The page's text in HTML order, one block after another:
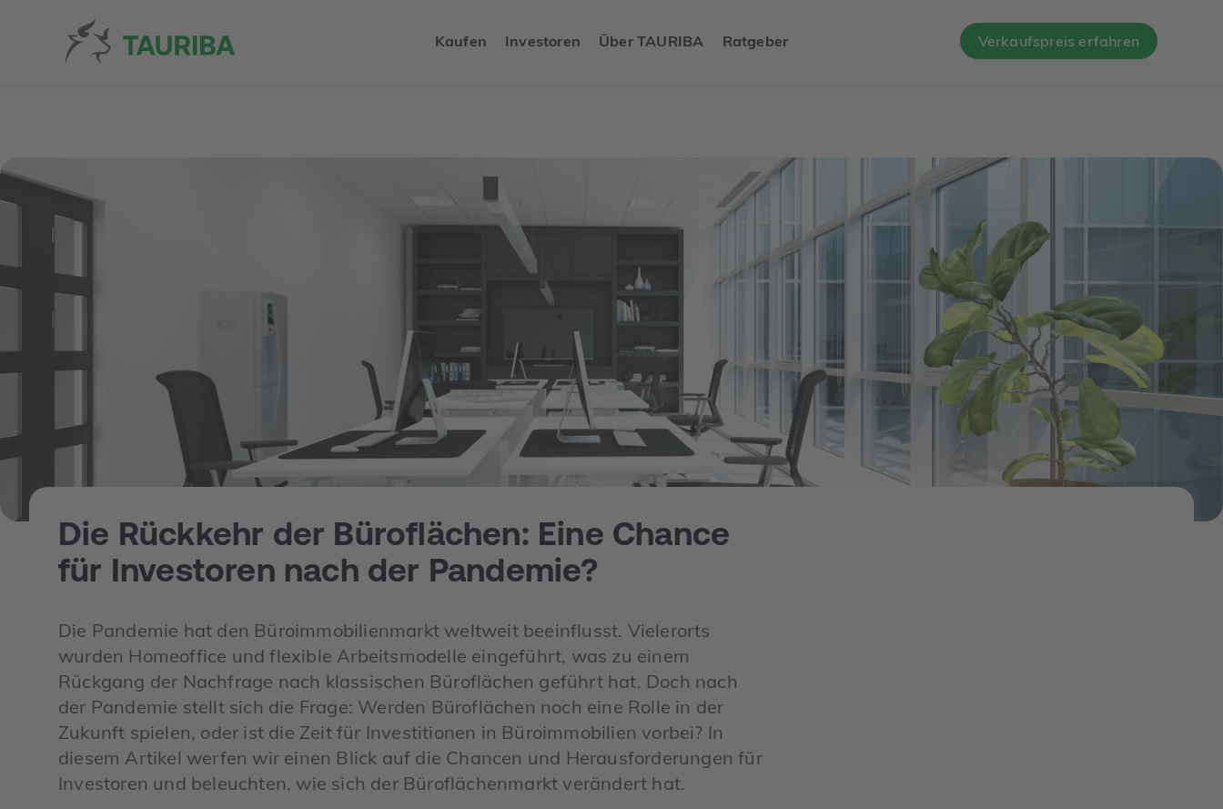
Kaufen Investoren Über TAURIBA Ratgeber Verkaufspreis erfahren
Die Rückkehr der Büroflächen: Eine Chance
für Investoren nach der Pandemie?
Die Pandemie hat den Büroimmobilienmarkt weltweit beeinflusst. Vielerorts
wurden Homeoffice und flexible Arbeitsmodelle eingeführt, was zu einem
Rückgang der Nachfrage nach klassischen Büroflächen geführt hat. Doch nach
der Pandemie stellt sich die Frage: Werden Büroflächen noch eine Rolle in der
Zukunft spielen, oder ist die Zeit für Investitionen in Büroimmobilien vorbei? In
diesem Artikel werfen wir einen Blick auf die Chancen und Herausforderungen für
Investoren und beleuchten, wie sich der Büroflächenmarkt verändert hat.